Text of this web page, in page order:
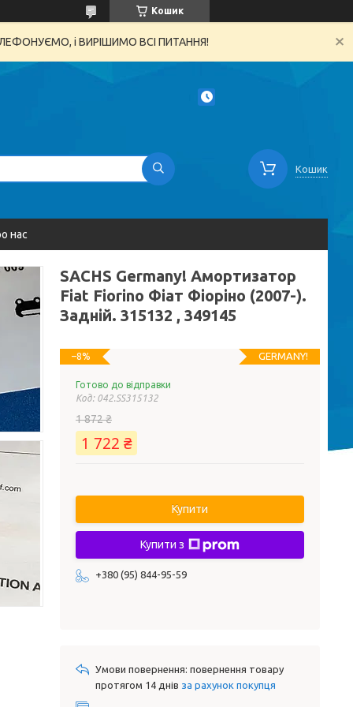
Кошик
і ВИРІШИМО ВСІ ПИТАННЯ!
Кошик
нас
SACHS Germany! Амортизатор
Fiat Fiorino Фіат Фіоріно (2007-).
Задній. 315132 , 349145
GERMANY!
–8%
Готово до відправки
Код: 042.SS315132
1 872 ₴
1 722 ₴
Купити
Купити з
+380 (95) 844-95-59
повернення товару
протягом 14 днів за рахунок покупця